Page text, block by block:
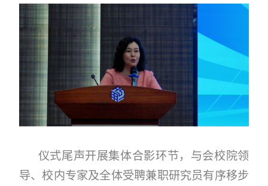
仪式尾声开展集体合影环节，与会校院领
导、校内专家及全体受聘兼职研究员有序移步